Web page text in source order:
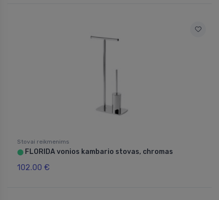
Stovai reikmenims
⬤ FLORIDA vonios kambario stovas, chromas
102.00 €